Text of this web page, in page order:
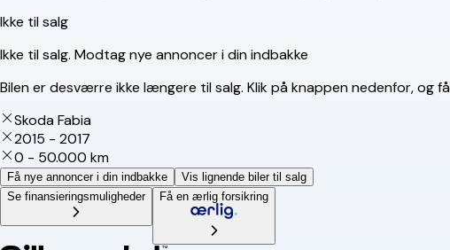
Ikke til salg
Ikke til salg. Modtag nye annoncer i din indbakke
Bilen er desværre ikke længere til salg. Klik på knappen nedenfor, og
Skoda Fabia
2015 - 2017
0 - 50.000 km
Få nye annoncer i din indbakke
Vis lignende biler til salg
Se finansieringsmuligheder
Få en ærlig forsikring